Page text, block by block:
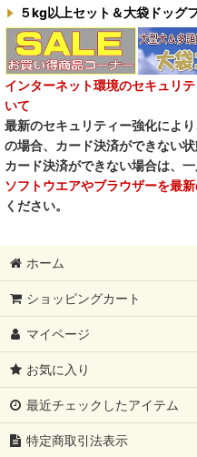
５kg以上セット＆大袋ドッグ
インターネット環境のセキュリ
いて
最新のセキュリティー強化によ
の場合、カード決済ができない状
カード決済ができない場合は、
ソフトウエアやブラウザーを最
ください。
ホーム
ショッピングカート
マイページ
お気に入り
最近チェックしたアイテム
特定商取引法表示